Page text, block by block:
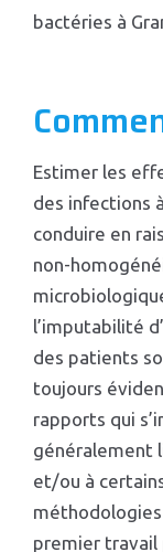
bactéries à
Estimer les
des infections
conduire en
non-
l’imputabilité
des patients
toujours
rapports qui
généralement
et/ou à
premier travail